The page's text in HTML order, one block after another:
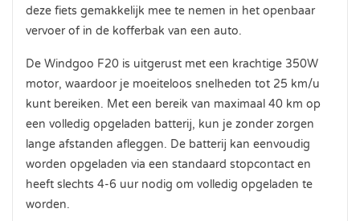
deze fiets gemakkelijk mee te nemen in het openbaar
vervoer of in de kofferbak van een auto.
De Windgoo F20 is uitgerust met een krachtige 350W
motor, waardoor je moeiteloos snelheden tot 25 km/u
kunt bereiken. Met een bereik van maximaal 40 km op
een volledig opgeladen batterij, kun je zonder zorgen
lange afstanden afleggen. De batterij kan eenvoudig
worden opgeladen via een standaard stopcontact en
heeft slechts 4-6 uur nodig om volledig opgeladen te
worden.